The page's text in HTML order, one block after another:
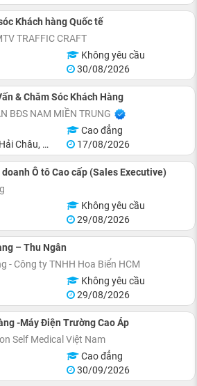
Khách hàng Quốc tế
TRAFFIC CRAFT
Không yêu cầu
30/08/2026
& Chăm Sóc Khách Hàng
BĐS NAM MIỀN TRUNG
Cao đẳng
Cẩm Lệ, Khu vực lân cận Đà Nẵng
17/08/2026
Ô tô Cao cấp (Sales Executive)
Không yêu cầu
29/08/2026
– Thu Ngân
- Công ty TNHH Hoa Biển HCM
Không yêu cầu
29/08/2026
-Máy Điện Trường Cao Áp
Self Medical Việt Nam
Cao đẳng
30/09/2026